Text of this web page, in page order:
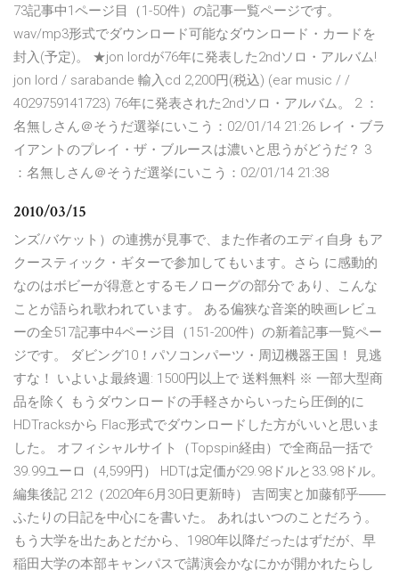
73記事中1ページ目（1-50件）の記事一覧ページです。
wav/mp3形式でダウンロード可能なダウンロード・カードを
封入(予定)。 ★jon lordが76年に発表した2ndソロ・アルバム!
jon lord / sarabande 輸入cd 2,200円(税込) (ear music / /
4029759141723) 76年に発表された2ndソロ・アルバム。 2 ：
名無しさん＠そうだ選挙にいこう：02/01/14 21:26 レイ・ブラ
イアントのプレイ・ザ・ブルースは濃いと思うがどうだ？ 3
：名無しさん＠そうだ選挙にいこう：02/01/14 21:38
2010/03/15
ンズ/バケット）の連携が見事で、また作者のエディ自身 もア
クースティック・ギターで参加してもいます。さら に感動的
なのはボビーが得意とするモノローグの部分で あり、こんな
ことが語られ歌われています。 ある偏狭な音楽的映画レビュ
ーの全517記事中4ページ目（151-200件）の新着記事一覧ペー
ジです。 ダビング10！パソコンパーツ・周辺機器王国！ 見逃
すな！ いよいよ最終週: 1500円以上で 送料無料 ※ 一部大型商
品を除く もうダウンロードの手軽さからいったら圧倒的に
HDTracksから Flac形式でダウンロードした方がいいと思いま
した。 オフィシャルサイト（Topspin経由）で全商品一括で
39.99ユーロ（4,599円） HDTは定価が29.98ドルと33.98ドル。
編集後記 212（2020年6月30日更新時） 吉岡実と加藤郁乎――
ふたりの日記を中心にを書いた。 あれはいつのことだろう。
もう大学を出たあとだから、1980年以降だったはずだが、早
稲田大学の本部キャンパスで講演会かなにかが開かれたらし